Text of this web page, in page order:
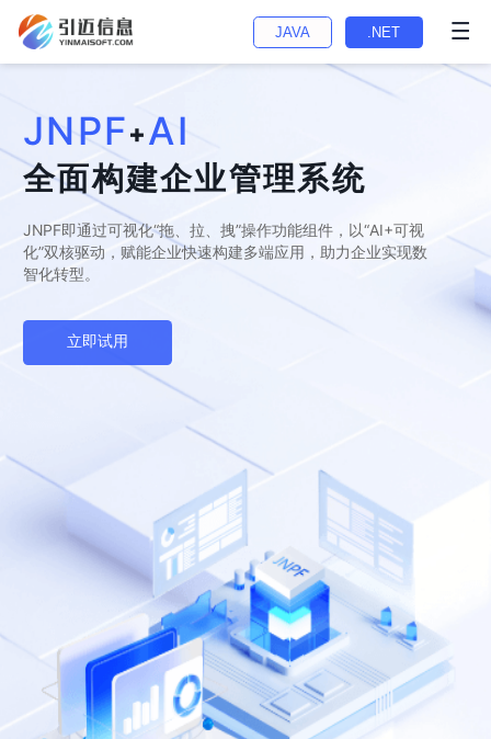
JAVA .NET
JNPF+AI
全面构建企业管理系统
JNPF即通过可视化“拖、拉、拽”操作功能组件，以“AI+可视
化”双核驱动，赋能企业快速构建多端应用，助力企业实现数
智化转型。
立即试用